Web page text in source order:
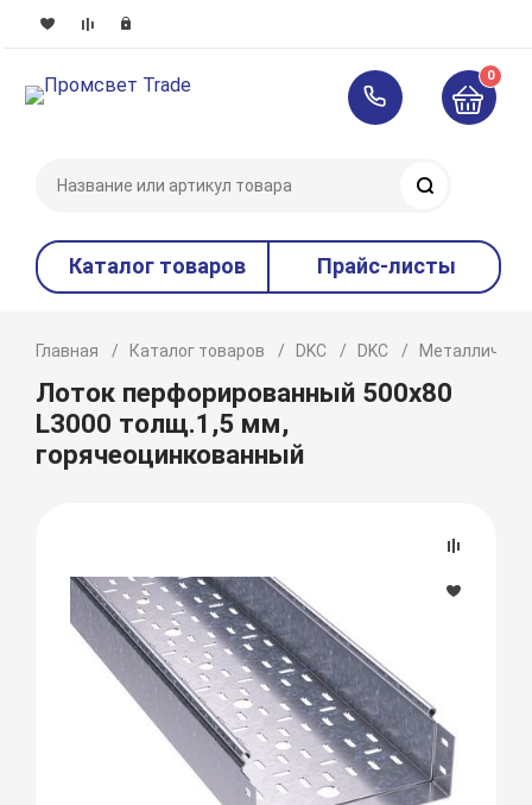
0
Каталог товаров Прайс-листы
Главная Каталог товаров DKC DKC
Лоток перфорированный 500х80
L3000 толщ.1,5 мм,
горячеоцинкованный